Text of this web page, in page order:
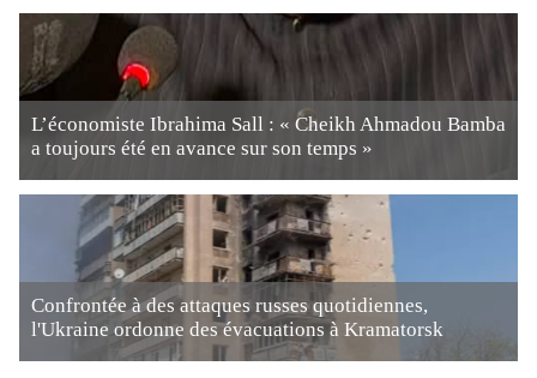
L’économiste Ibrahima Sall : « Cheikh Ahmadou Bamba
a toujours été en avance sur son temps »
Confrontée à des attaques russes quotidiennes,
l'Ukraine ordonne des évacuations à Kramatorsk